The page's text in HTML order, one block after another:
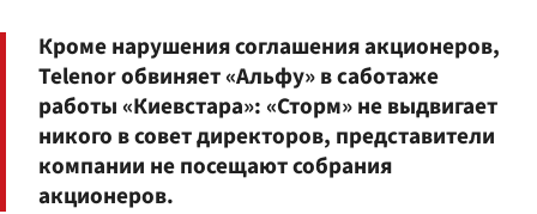
Кроме нарушения соглашения акционеров,
Telenor обвиняет «Альфу» в саботаже
работы «Киевстара»: «Сторм» не выдвигает
никого в совет директоров, представители
компании не посещают собрания
акционеров.